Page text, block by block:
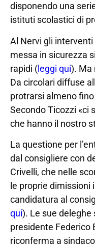
disponendo una
istituti scolastici di
Al Nervi gli
messa in sicurezza
rapidi (leggi qui). Ma
Da circolari diffuse
protrarsi almeno
Secondo Ticozzi «ci
che hanno il nostro
La questione per
dal consigliere con
Crivelli, che nelle
le proprie dimissioni
candidatura al
qui). Le sue deleghe
presidente Federico
riconferma a